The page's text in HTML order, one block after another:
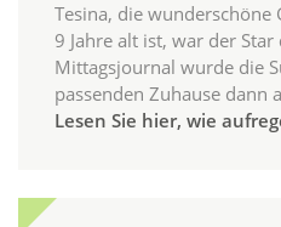
Tesina, die
9 Jahre alt ist, war der Star
Mittagsjournal wurde die
passenden Zuhause dann
Lesen Sie hier, wie